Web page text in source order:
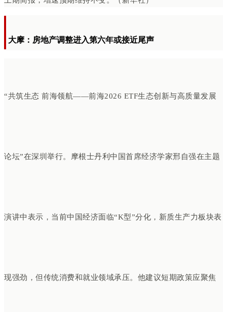
大摩：房地产调整进入第六年或接近尾声
“共筑生态 前海领航——前海2026 ETF生态创新与高质量发展
论坛”在深圳举行。摩根士丹利中国首席经济学家邢自强在主题
演讲中表示，当前中国经济面临“K型”分化，新质生产力板块表
现强劲，但传统消费和就业领域承压。他建议短期政策应聚焦